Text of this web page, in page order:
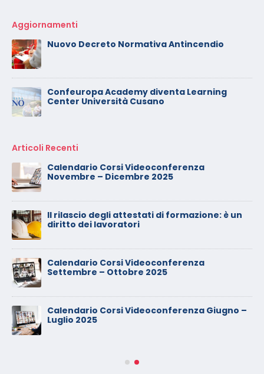
Aggiornamenti
Nuovo Decreto Normativa Antincendio
Confeuropa Academy diventa Learning
Center Università Cusano
Articoli Recenti
Calendario Corsi Videoconferenza
Novembre – Dicembre 2025
Il rilascio degli attestati di formazione: è un
diritto dei lavoratori
Calendario Corsi Videoconferenza
Settembre – Ottobre 2025
Calendario Corsi Videoconferenza Giugno –
Luglio 2025